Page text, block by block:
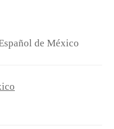
de México